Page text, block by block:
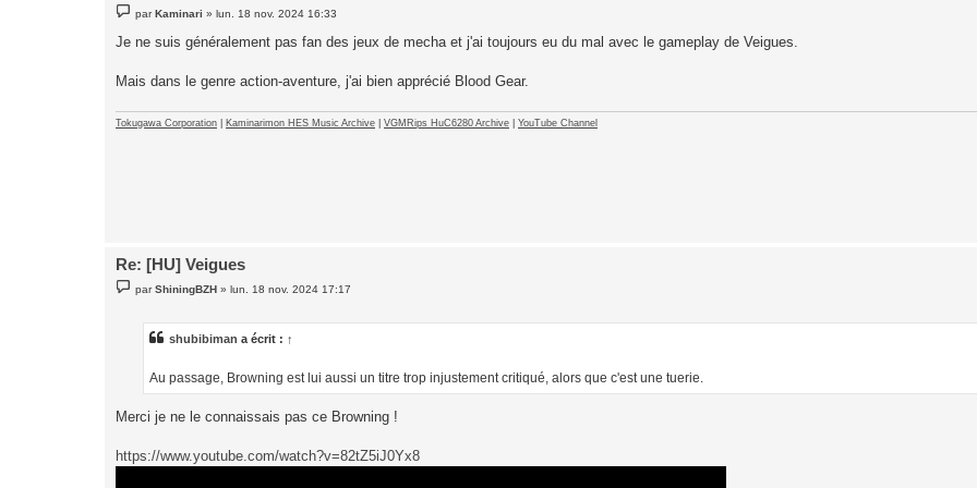
e
s
g
e
par Kaminari » lun. 18 nov. 2024 16:33
Je ne suis généralement pas fan des jeux de mecha et j'ai toujours eu du mal avec le gameplay de Veigues.
Mais dans le genre action-aventure, j'ai bien apprécié Blood Gear.
Tokugawa Corporation Kaminarimon HES Music Archive VGMRips HuC6280 Archive YouTube Channel
Re: [HU] Veigues
e
parShiningBZH » lun. 18 nov. 2024 17:17
shubibiman a écrit : ↑
Au passage, Browning est lui aussi un titre trop injustement critiqué, alors que c'est une tuerie.
Merci je ne le connaissais pas ce Browning !
https://www.youtube.com/watch?v=82tZ5iJ0Yx8